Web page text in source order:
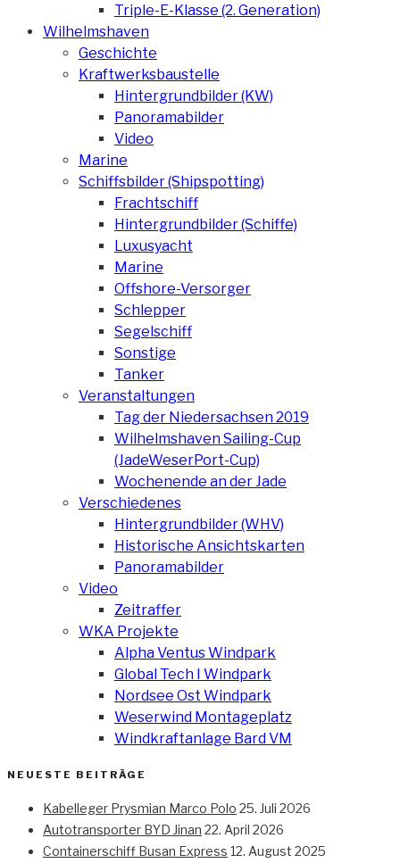
Triple-E-Klasse (2. Generation)
Wilhelmshaven
Geschichte
Kraftwerksbaustelle
Hintergrundbilder (KW)
Panoramabilder
Video
Marine
Schiffsbilder (Shipspotting)
Frachtschiff
Hintergrundbilder (Schiffe)
Luxusyacht
Marine
Offshore-Versorger
Schlepper
Segelschiff
Sonstige
Tanker
Veranstaltungen
Tag der Niedersachsen 2019
Wilhelmshaven Sailing-Cup
(JadeWeserPort-Cup)
Wochenende an der Jade
Verschiedenes
Hintergrundbilder (WHV)
Historische Ansichtskarten
Panoramabilder
Video
Zeitraffer
WKA Projekte
Alpha Ventus Windpark
Global Tech I Windpark
Nordsee Ost Windpark
Weserwind Montageplatz
Windkraftanlage Bard VM
NEUESTE BEITRÄGE
Kabelleger Prysmian Marco Polo 25. Juli 2026
Autotransporter BYD Jinan 22. April 2026
Containerschiff Busan Express 12. August 2025